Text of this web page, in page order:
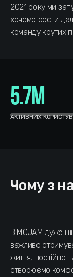
2021 року ми
хочемо рости
команду крутих
5.7M
АКТИВНИХ
Чому з
В MOJAM дуже
важливо
життя, постійно
створюємо